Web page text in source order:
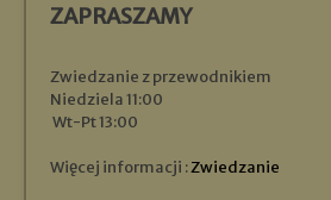
ZAPRASZAMY
Zwiedzanie z przewodnikiem
Niedziela 11:00
Wt-Pt 13:00
Więcej informacji :Zwiedzanie